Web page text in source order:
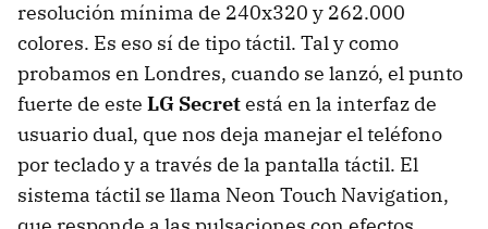
resolución mínima de 240x320 y 262.000
colores. Es eso sí de tipo táctil. Tal y como
probamos en Londres, cuando se lanzó, el punto
fuerte de este LG Secretestá en la interfaz de
usuario dual, que nos deja manejar el teléfono
por teclado y a través de la pantalla táctil. El
sistema táctil se llama Neon Touch Navigation,